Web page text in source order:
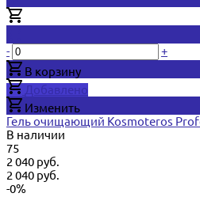
-
+
В корзину
Добавлено
Изменить
Гель очищающий Kosmoteros
В наличии
75
2 040 руб.
2 040 руб.
-0%